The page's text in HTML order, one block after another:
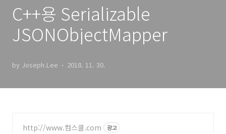
C++용 Serializable
JSONObjectMapper
by Joseph.Lee 2018. 11. 30.
http://www.컴스쿨.com 광고